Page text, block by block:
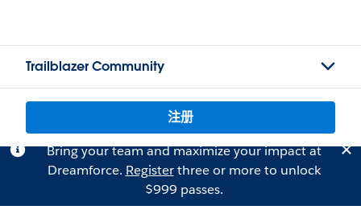
Trailblazer Community
注册
Bring your team and maximize your impact at
Dreamforce. Registerthree or more to unlock
$999 passes.